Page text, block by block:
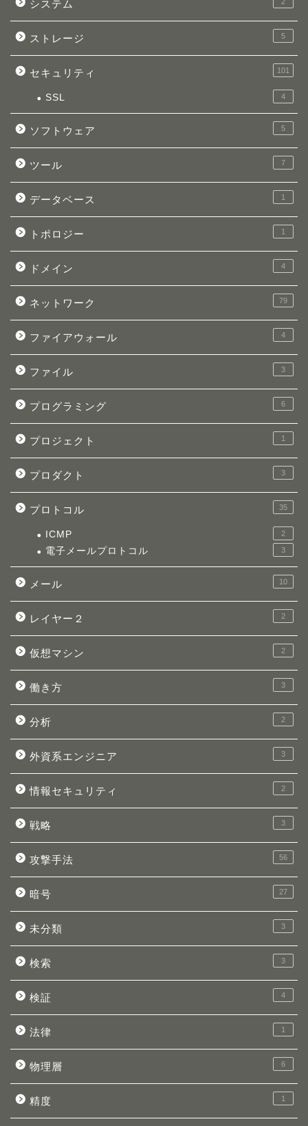
システム
ストレージ 5
セキュリティ 101
SSL 4
ソフトウェア 5
ツール 7
データベース 1
トポロジー 1
ドメイン 4
ネットワーク 79
ファイアウォール 4
ファイル 3
プログラミング 6
プロジェクト 1
プロダクト 3
プロトコル 35
ICMP 2
電子メールプロトコル 3
メール 10
レイヤー２ 2
仮想マシン 2
働き方 3
分析 2
外資系エンジニア 3
情報セキュリティ 2
戦略 3
攻撃手法 56
暗号 27
未分類 3
検索 3
検証 4
法律 1
物理層 6
精度 1